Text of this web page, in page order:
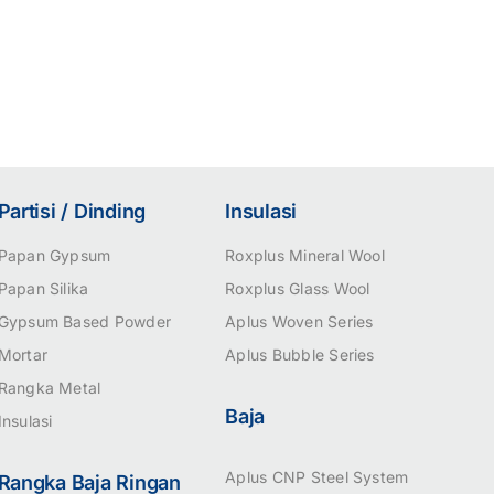
Partisi / Dinding
Papan Gypsum
Papan Silika
Gypsum Based Powder
Mortar
Rangka Metal
Insulasi
Rangka Baja Ringan
Insulasi
Roxplus Mineral Wool
Roxplus Glass Wool
Aplus Woven Series
Aplus Bubble Series
Baja
Aplus CNP Steel System